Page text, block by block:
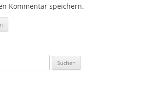
Kommentar speichern.